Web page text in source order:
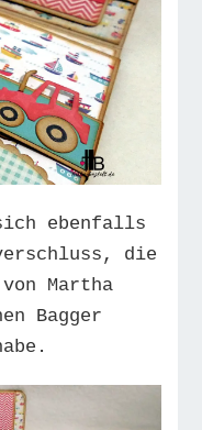
ebenfalls
die
Martha
Bagger